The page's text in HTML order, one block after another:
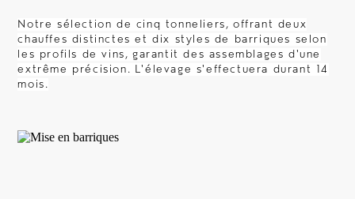
La Croix de Montlabert
Notre sélection de cinq tonneliers, offrant deux
chauffes distinctes et dix styles de barriques selon
les profils de vins, garantit des assemblages d'une
extrême précision. L'élevage s'effectuera durant 14
mois.